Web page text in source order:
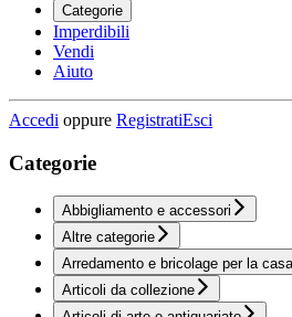
Categorie
Imperdibili
Vendi
Aiuto
Accedi oppure RegistratiEsci
Categorie
Abbigliamento e accessori
Altre categorie
Arredamento e bricolage per la casa
Articoli da collezione